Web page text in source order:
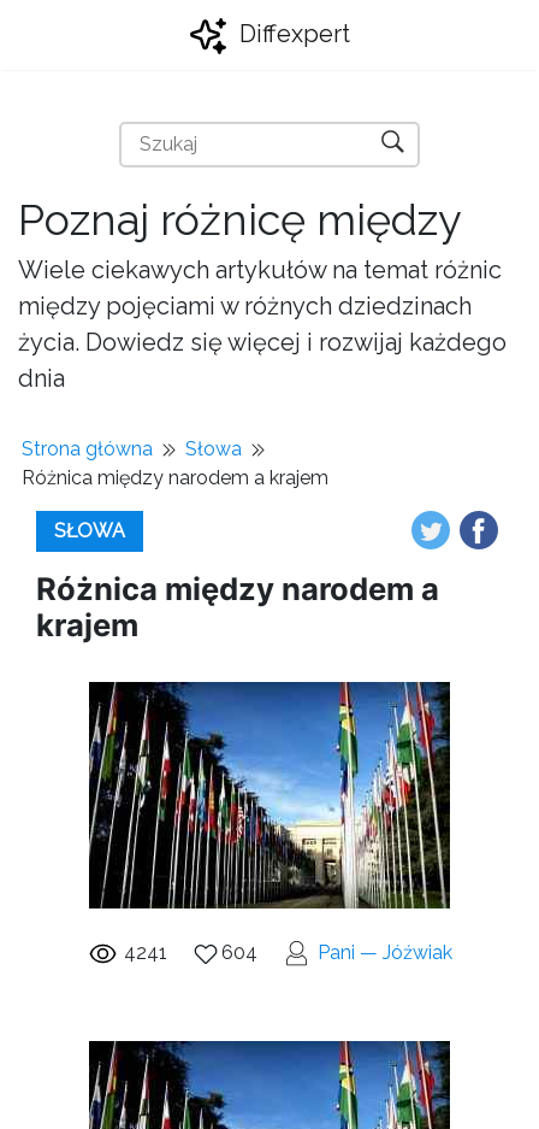
Diffexpert
Poznaj różnicę między
Wiele ciekawych artykułów na temat różnic
między pojęciami w różnych dziedzinach
życia. Dowiedz się więcej i rozwijaj każdego
dnia
Strona główna
Słowa
Różnica między narodem a krajem
SŁOWA
Różnica między narodem a
krajem
4241 604 Pani — Jóźwiak